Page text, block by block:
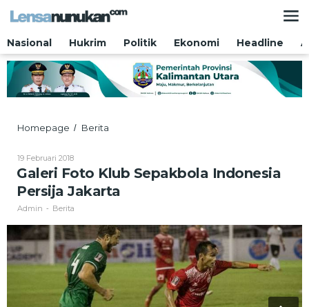
Nasional
Hukrim Politik Ekonomi Headline
Homepage / Berita
Indonesia
Persija
19 Februari 2018Oleh
Admin
Galeri Foto Klub Sepakbola Indonesia
Persija Jakarta
Admin - Berita